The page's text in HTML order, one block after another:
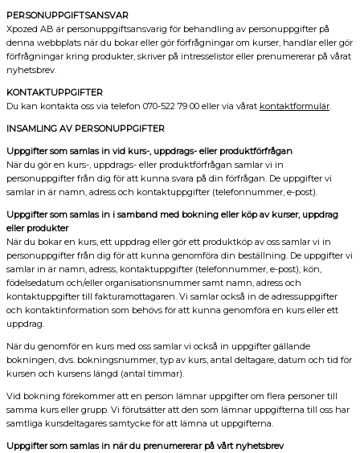
PERSONUPPGIFTSANSVAR
Xpozed AB är personuppgiftsansvarig för behandling av personuppgifter på
denna webbplats när du bokar eller gör förfrågningar om kurser, handlar eller gör
förfrågningar kring produkter, skriver på intresselistor eller prenumererar på vårat
nyhetsbrev.
KONTAKTUPPGIFTER
Du kan kontakta oss via telefon 070-522 79 00 eller via vårat kontaktformulär.
INSAMLING AV PERSONUPPGIFTER
Uppgifter som samlas in vid kurs-, uppdrags- eller produktförfrågan
När du gör en kurs-, uppdrags- eller produktförfrågan samlar vi in
personuppgifter från dig för att kunna svara på din förfrågan. De uppgifter vi
samlar in är namn, adress och kontaktuppgifter (telefonnummer, e-post).
Uppgifter som samlas in i samband med bokning eller köp av kurser, uppdrag
eller produkter
När du bokar en kurs, ett uppdrag eller gör ett produktköp av oss samlar vi in
personuppgifter från dig för att kunna genomföra din beställning. De uppgifter vi
samlar in är namn, adress, kontaktuppgifter (telefonnummer, e-post), kön,
födelsedatum och/eller organisationsnummer samt namn, adress och
kontaktuppgifter till fakturamottagaren. Vi samlar också in de adressuppgifter
och kontaktinformation som behövs för att kunna genomföra en kurs eller ett
uppdrag.
När du genomför en kurs med oss samlar vi också in uppgifter gällande
bokningen, dvs. bokningsnummer, typ av kurs, antal deltagare, datum och tid för
kursen och kursens längd (antal timmar).
Vid bokning förekommer att en person lämnar uppgifter om flera personer till
samma kurs eller grupp. Vi förutsätter att den som lämnar uppgifterna till oss har
samtliga kursdeltagares samtycke för att lämna ut uppgifterna.
Uppgifter som samlas in när du prenumererar på vårt nyhetsbrev